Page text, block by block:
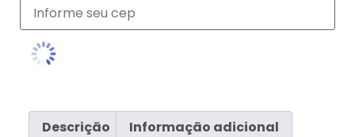
Descrição
Informação adicional